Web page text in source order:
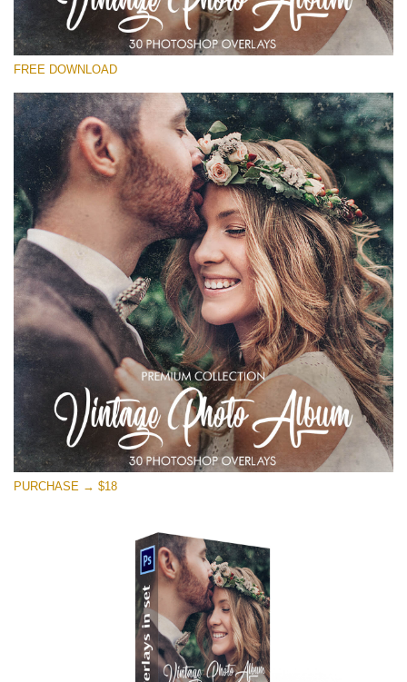
Vintage Photo Album
(30 Overlays)
Light Sparkling
(740 Overlays)
Large 6000*4000px
Entire Collection
(1783 Overlays)
Large 6000*4000px
Ücretsiz indirin
FREE DOWNLOAD
PURCHASE → $18